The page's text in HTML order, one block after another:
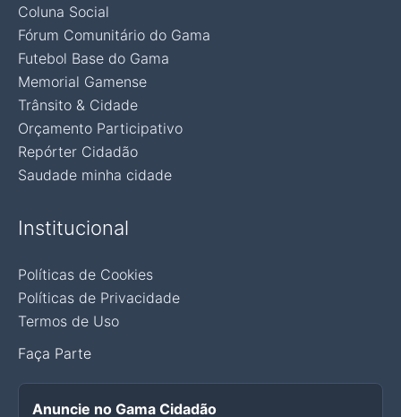
Coluna Social
Fórum Comunitário do Gama
Futebol Base do Gama
Memorial Gamense
Trânsito & Cidade
Orçamento Participativo
Repórter Cidadão
Saudade minha cidade
Institucional
Políticas de Cookies
Políticas de Privacidade
Termos de Uso
Faça Parte
Anuncie no Gama Cidadão